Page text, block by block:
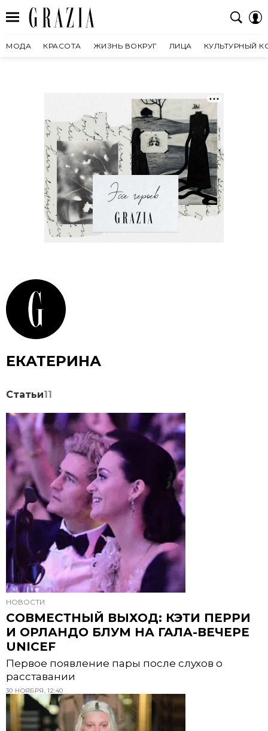
МОДА КРАСОТА ЖИЗНЬ ВОКРУГ ЛИЦА КУЛЬТУРНЫЙ
ЕКАТЕРИНА
Статьи11
НОВОСТИ
СОВМЕСТНЫЙ ВЫХОД: КЭТИ ПЕРРИ
И ОРЛАНДО БЛУМ НА ГАЛА-ВЕЧЕРЕ
UNICEF
Первое появление пары после слухов о
расставании
30 НОЯБРЯ, 12:40